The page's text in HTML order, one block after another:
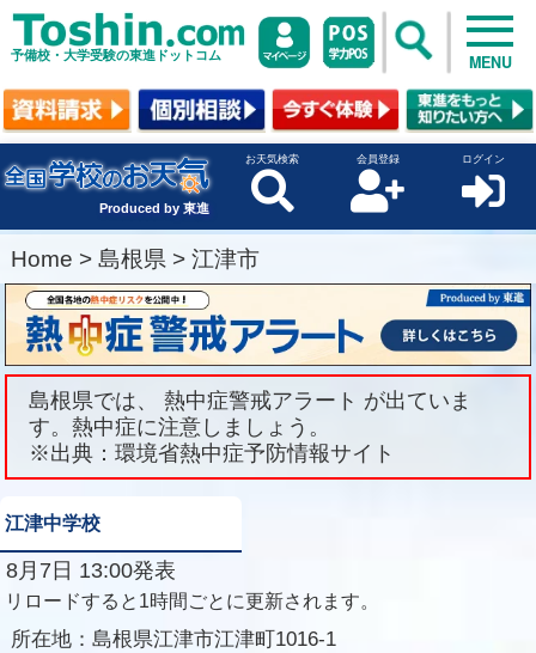
予備校・大学受験の東進ドットコム MENU
Produced by 東進
お天気検索 会員登録 ログイン
Home > 島根県 > 江津市
島根県では、 熱中症警戒アラート が出ていま
す。熱中症に注意しましょう。
※出典：環境省熱中症予防情報サイト
江津中学校
8月7日 13:00発表
リロードすると1時間ごとに更新されます。
所在地： 島根県江津市江津町1016-1